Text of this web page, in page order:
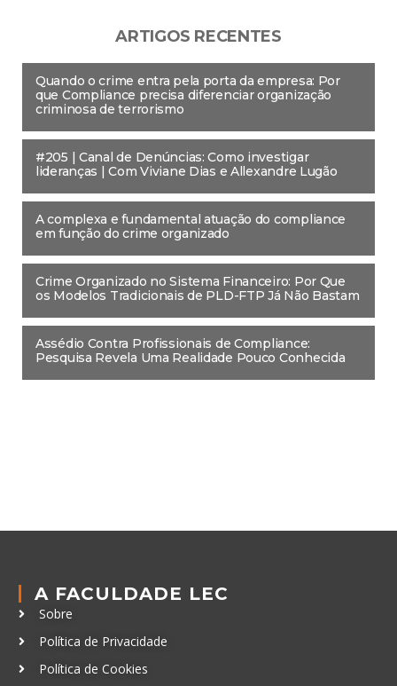
ARTIGOS RECENTES
Quando o crime entra pela porta da empresa: Por
que Compliance precisa diferenciar organização
criminosa de terrorismo
#205 | Canal de Denúncias: Como investigar
lideranças | Com Viviane Dias e Allexandre Lugão
A complexa e fundamental atuação do compliance
em função do crime organizado
Crime Organizado no Sistema Financeiro: Por Que
os Modelos Tradicionais de PLD-FTP Já Não Bastam
Assédio Contra Profissionais de Compliance:
Pesquisa Revela Uma Realidade Pouco Conhecida
A FACULDADE LEC
Sobre
Política de Privacidade
Política de Cookies